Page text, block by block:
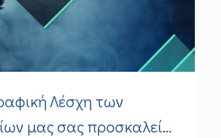
Λέσχη των
μας σας προσκαλεί…